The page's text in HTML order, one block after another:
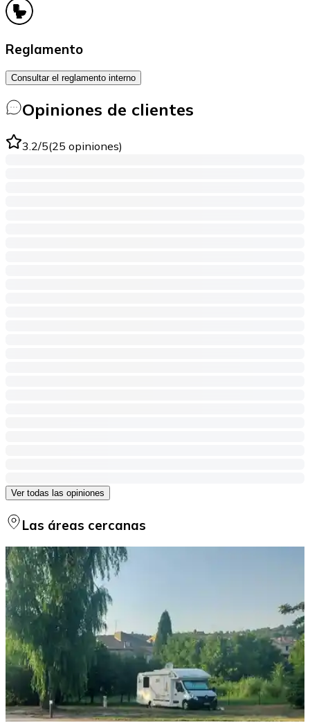
Reglamento
Consultar el reglamento interno
Opiniones de clientes
3.2/5(25 opiniones)
Ver todas las opiniones
Las áreas cercanas